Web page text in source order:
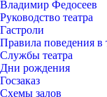
Владимир Федосеев
Руководство театра
Гастроли
Правила поведения в
Службы театра
Дни рождения
Госзаказ
Схемы залов